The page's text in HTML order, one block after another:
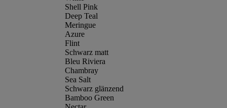
Shell Pink
Deep Teal
Meringue
Azure
Flint
Schwarz matt
Bleu Riviera
Chambray
Sea Salt
Schwarz glänzend
Bamboo Green